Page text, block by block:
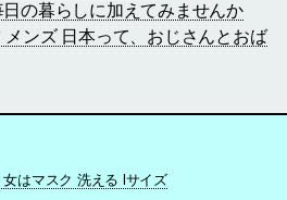
の暮らしに加えてみませんか
メンズ 日本って、おじさんとおば
女はマスク 洗える lサイズ